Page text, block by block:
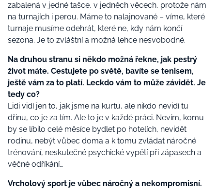
zabalená v jedné tašce, v jedněch věcech, protože nám
na turnajích i perou. Máme to nalajnované – víme, které
turnaje musíme odehrát, které ne, kdy nám končí
sezona. Je to zvláštní a možná lehce nesvobodné.
Na druhou stranu si někdo možná řekne, jak pestrý
život máte. Cestujete po světě, bavíte se tenisem,
ještě vám za to platí. Leckdo vám to může závidět. Je
tedy co?
Lidi vidí jen to, jak jsme na kurtu, ale nikdo nevidí tu
dřinu, co je za tím. Ale to je v každé práci. Nevím, komu
by se líbilo celé měsíce bydlet po hotelích, nevidět
rodinu, nebýt vůbec doma a k tomu zvládat náročné
trénování, neskutečné psychické vypětí při zápasech a
věčné odříkání…
Vrcholový sport je vůbec náročný a nekompromisní.